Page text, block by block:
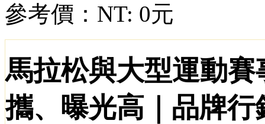
參考價： NT: 0元
馬拉松與大型運動
攜、曝光高｜品牌行